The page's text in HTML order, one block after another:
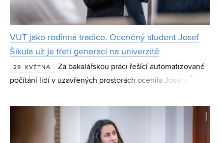
VUT jako rodinná tradice. Oceněný student Josef
Šikula už je třetí generací na univerzitě
29. KVĚTNA
Za bakalářskou práci řešící automatizované
počítání lidí v uzavřených prostorách ocenila Josefa Šikulu
Fakulty elektrotechniky a komunikačních techn